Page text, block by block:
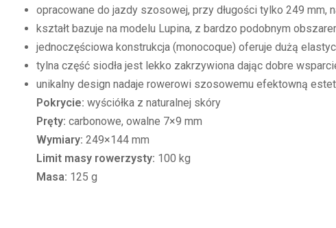
opracowane do jazdy szosowej, przy długości tylko 249
kształt bazuje na modelu Lupina, z bardzo podobnym
jednoczęściowa konstrukcja (monocoque) oferuje dużą
tylna część siodła jest lekko zakrzywiona dając dobre
unikalny design nadaje rowerowi szosowemu efektowną
Pokrycie: wyściółka z naturalnej skóry
Pręty: carbonowe, owalne 7×9 mm
Wymiary: 249×144 mm
Limit masy rowerzysty: 100 kg
Masa: 125 g